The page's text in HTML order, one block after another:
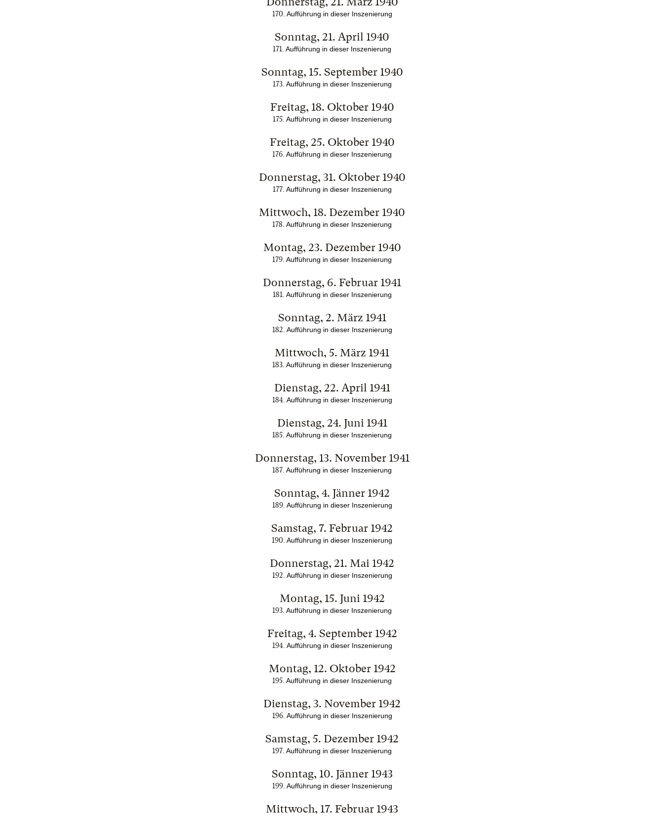
170. Aufführung in dieser Inszenierung
Sonntag, 21. April 1940
171 . Aufführung in dieser Inszenierung
Sonntag, 15. September 1940
173. Aufführung in dieser Inszenierung
Freitag, 18. Oktober 1940
175. Aufführung in dieser Inszenierung
Freitag, 25. Oktober 1940
176 . Aufführung in dieser Inszenierung
Donnerstag, 31. Oktober 1940
177. Aufführung in dieser Inszenierung
Mittwoch, 18. Dezember 1940
178 . Aufführung in dieser Inszenierung
Montag, 23. Dezember 1940
179 . Aufführung in dieser Inszenierung
Donnerstag, 6. Februar 1941
181 . Aufführung in dieser Inszenierung
Sonntag, 2. März 1941
182 . Aufführung in dieser Inszenierung
Mittwoch, 5. März 1941
183 . Aufführung in dieser Inszenierung
Dienstag, 22. April 1941
184. Aufführung in dieser Inszenierung
Dienstag, 24. Juni 1941
185 . Aufführung in dieser Inszenierung
Donnerstag, 13. November 1941
187 . Aufführung in dieser Inszenierung
Sonntag, 4. Jänner 1942
189. Aufführung in dieser Inszenierung
Samstag, 7. Februar 1942
190 . Aufführung in dieser Inszenierung
Donnerstag, 21. Mai 1942
192 . Aufführung in dieser Inszenierung
Montag, 15. Juni 1942
193 . Aufführung in dieser Inszenierung
Freitag, 4. September 1942
194. Aufführung in dieser Inszenierung
Montag, 12. Oktober 1942
195 . Aufführung in dieser Inszenierung
Dienstag, 3. November 1942
196. Aufführung in dieser Inszenierung
Samstag, 5. Dezember 1942
197 . Aufführung in dieser Inszenierung
Sonntag, 10. Jänner 1943
199. Aufführung in dieser Inszenierung
Mittwoch, 17. Februar 1943